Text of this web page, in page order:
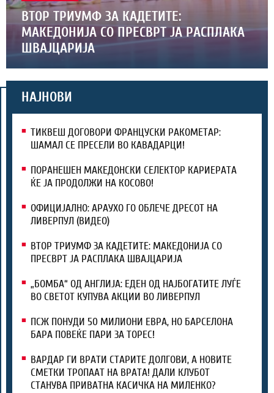
ВТОР ТРИУМФ ЗА КАДЕТИТЕ:
МАКЕДОНИЈА СО ПРЕСВРТ ЈА РАСПЛАКА
ШВАЈЦАРИЈА
НАЈНОВИ
ТИКВЕШ ДОГОВОРИ ФРАНЦУСКИ РАКОМЕТАР:
ШАМАЛ СЕ ПРЕСЕЛИ ВО КАВАДАРЦИ!
ПОРАНЕШЕН МАКЕДОНСКИ СЕЛЕКТОР КАРИЕРАТА
ЌЕ ЈА ПРОДОЛЖИ НА КОСОВО!
ОФИЦИЈАЛНО: АРАУХО ГО ОБЛЕЧЕ ДРЕСОТ НА
ЛИВЕРПУЛ (ВИДЕО)
ВТОР ТРИУМФ ЗА КАДЕТИТЕ: МАКЕДОНИЈА СО
ПРЕСВРТ ЈА РАСПЛАКА ШВАЈЦАРИЈА
„БОМБА“ ОД АНГЛИЈА: ЕДЕН ОД НАЈБОГАТИТЕ ЛУЃЕ
ВО СВЕТОТ КУПУВА АКЦИИ ВО ЛИВЕРПУЛ
ПСЖ ПОНУДИ 50 МИЛИОНИ ЕВРА, НО БАРСЕЛОНА
БАРА ПОВЕЌЕ ПАРИ ЗА ТОРЕС!
ВАРДАР ГИ ВРАТИ СТАРИТЕ ДОЛГОВИ, А НОВИТЕ
СМЕТКИ ТРОПААТ НА ВРАТА! ДАЛИ КЛУБОТ
СТАНУВА ПРИВАТНА КАСИЧКА НА МИЛЕНКО?